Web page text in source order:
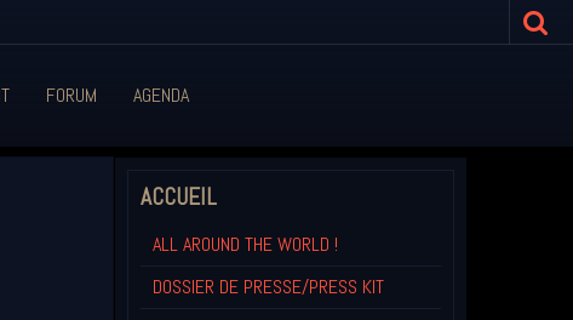
FORUM AGENDA
ACCUEIL
ALL AROUND THE WORLD !
DOSSIER DE PRESSE/PRESS KIT